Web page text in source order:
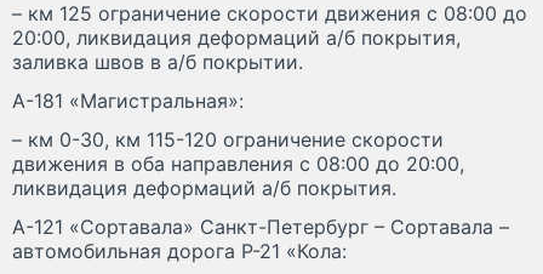
– км 125 ограничение скорости движения с 08:00 до
20:00, ликвидация деформаций а/б покрытия,
заливка швов в а/б покрытии.
А-181 «Магистральная»:
– км 0-30, км 115-120 ограничение скорости
движения в оба направления с 08:00 до 20:00,
ликвидация деформаций а/б покрытия.
А-121 «Сортавала» Санкт-Петербург – Сортавала –
автомобильная дорога Р-21 «Кола: